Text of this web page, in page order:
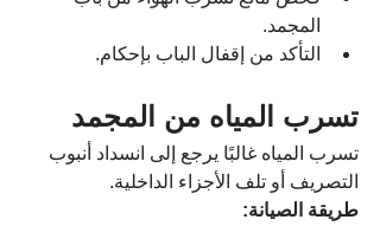
المجمد.
التأكد من إقفال الباب بإحكام.
تسرب المياه من المجمد
تسرب المياه غالبًا يرجع إلى انسداد أنبوب
التصريف أو تلف الأجزاء الداخلية.
طريقة الصيانة: